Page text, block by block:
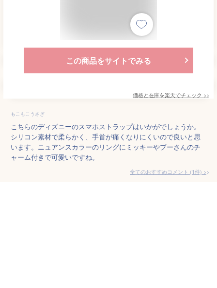
この商品をサイトでみる
価格と在庫を楽天でチェック >>
もこもこうさぎ
こちらのディズニーのスマホストラップはいかがでしょうか。
シリコン素材で柔らかく、手首が痛くなりにくいので良いと思
います。ニュアンスカラーのリングにミッキーやプーさんのチ
ャーム付きで可愛いですね。
全てのおすすめコメント (1件) >